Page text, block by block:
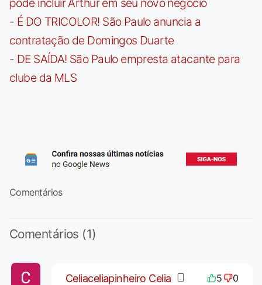
- É DO TRICOLOR! São Paulo anuncia a
contratação de Domingos Duarte
- DE SAÍDA! São Paulo empresta atacante para
clube da MLS
Comentários
Comentários (1)
Celiaceliapinheiro Celia 5 0